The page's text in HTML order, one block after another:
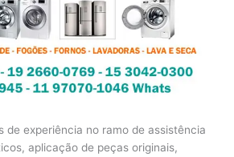
de experiência no ramo de assistência
aplicação de peças originais,